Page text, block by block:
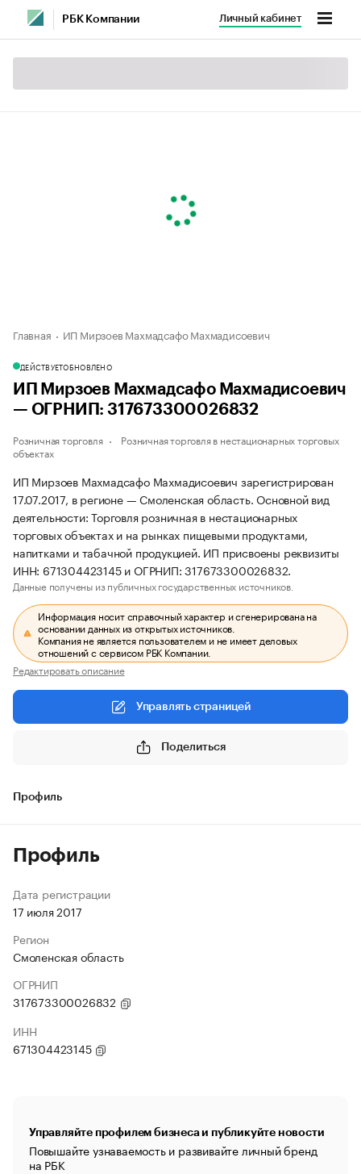
РБК Компании Личный кабинет
Главная ИП Мирзоев Махмадсафо Махмадисоевич
ДЕЙСТВУЕТОБНОВЛЕНО
ИП Мирзоев Махмадсафо Махмадисоевич
— ОГРНИП: 317673300026832
Розничная торговля
Розничная торговля в нестационарных торговых
объектах
ИП Мирзоев Махмадсафо Махмадисоевич зарегистрирован
17.07.2017, в регионе — Смоленская область. Основной вид
деятельности: Торговля розничная в нестационарных
торговых объектах и на рынках пищевыми продуктами,
напитками и табачной продукцией. ИП присвоены реквизиты
ИНН: 671304423145 и ОГРНИП: 317673300026832.
Данные получены из публичных государственных источников.
Информация носит справочный характер и сгенерирована на
основании данных из открытых источников.
Компания не является пользователем и не имеет деловых
отношений с сервисом РБК Компании.
Редактировать описание
Управлять страницей
Поделиться
Профиль
Профиль
Дата регистрации
17 июля 2017
Регион
Смоленская область
ОГРНИП
317673300026832
ИНН
671304423145
Управляйте профилем бизнеса и публикуйте новости
Повышайте узнаваемость и развивайте личный бренд
на РБК